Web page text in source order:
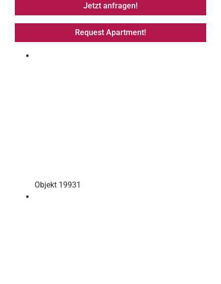
Jetzt anfragen!
Request Apartment!
Objekt 19931